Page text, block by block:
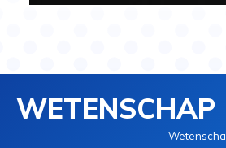
WETENSCHAP